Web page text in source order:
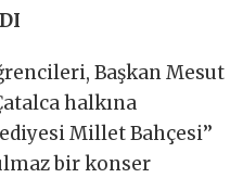
Başkan Mesut
halkına
Millet Bahçesi’’
bir konser